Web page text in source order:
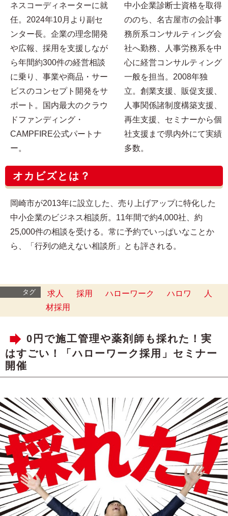
ネスコーディネーターに就
任。2024年10月より副セ
ンター長。企業の理念開発
や広報、採用を支援しなが
ら年間約300件の経営相談
に乗り、事業や商品・サー
ビスのコンセプト開発をサ
ポート。国内最大のクラウ
ドファンディング・
CAMPFIRE公式パートナ
ー。
中小企業診断士資格を取得
ののち、名古屋市の会計事
務所系コンサルティング会
社へ勤務、人事労務系を中
心に経営コンサルティング
一般を担当。2008年独
立。創業支援、販促支援、
人事関係諸制度構築支援、
再生支援、セミナーから個
社支援まで県内外にて実績
多数。
オカビズとは？
岡崎市が2013年に設立した、売り上げアップに特化した
中小企業のビジネス相談所。11年間で約4,000社、約
25,000件の相談を受ける。常に予約でいっぱいなことか
ら、「行列の絶えない相談所」とも評される。
タグ 求人 採用 ハローワーク ハロワ
人
材採用
0円で施工管理や薬剤師も採れた！実
はすごい！「ハローワーク採用」セミナー
開催